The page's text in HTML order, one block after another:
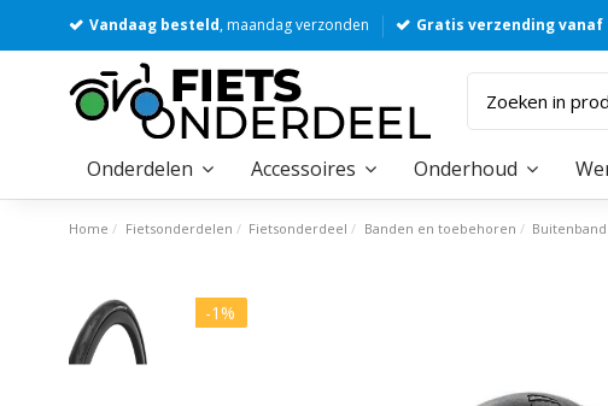
Vandaag besteld, maandag verzonden Gratis verzending vanaf
Onderdelen Accessoires Onderhoud
Home Fietsonderdelen Fietsonderdeel Banden en toebehoren
-1%